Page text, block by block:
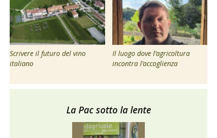
Scrivere il futuro del vino
italiano
Il luogo dove l’agricoltura
incontra l’accoglienza
La Pac sotto la lente